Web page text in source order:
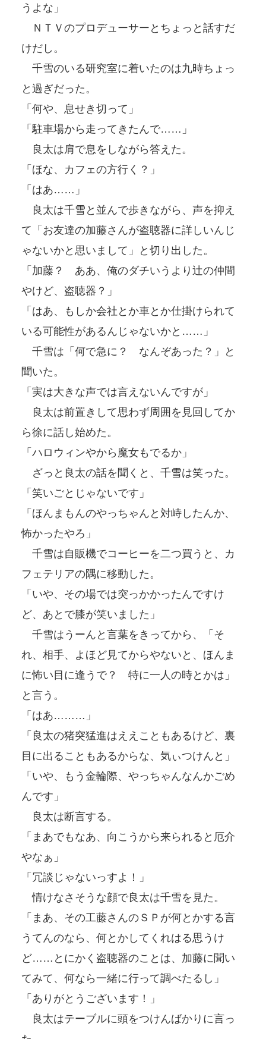
うよな」
ＮＴＶのプロデューサーとちょっと話すだ
けだし。
千雪のいる研究室に着いたのは九時ちょっ
と過ぎだった。
「何や、息せき切って」
「駐車場から走ってきたんで……」
良太は肩で息をしながら答えた。
「ほな、カフェの方行く？」
「はあ……」
良太は千雪と並んで歩きながら、声を抑え
て「お友達の加藤さんが盗聴器に詳しいんじ
ゃないかと思いまして」と切り出した。
「加藤？ ああ、俺のダチいうより辻の仲間
やけど、盗聴器？」
「はあ、もしか会社とか車とか仕掛けられて
いる可能性があるんじゃないかと……」
千雪は「何で急に？ なんぞあった？」と
聞いた。
「実は大きな声では言えないんですが」
良太は前置きして思わず周囲を見回してか
ら徐に話し始めた。
「ハロウィンやから魔女もでるか」
ざっと良太の話を聞くと、千雪は笑った。
「笑いごとじゃないです」
「ほんまもんのやっちゃんと対峙したんか、
怖かったやろ」
千雪は自販機でコーヒーを二つ買うと、カ
フェテリアの隅に移動した。
「いや、その場では突っかかったんですけ
ど、あとで膝が笑いました」
千雪はうーんと言葉をきってから、「そ
れ、相手、よほど見てからやないと、ほんま
に怖い目に逢うで？ 特に一人の時とかは」
と言う。
「はあ………」
「良太の猪突猛進はええこともあるけど、裏
目に出ることもあるからな、気ぃつけんと」
「いや、もう金輪際、やっちゃんなんかごめ
んです」
良太は断言する。
「まあでもなあ、向こうから来られると厄介
やなぁ」
「冗談じゃないっすよ！」
情けなさそうな顔で良太は千雪を見た。
「まあ、その工藤さんのＳＰが何とかする言
うてんのなら、何とかしてくれはる思うけ
ど……とにかく盗聴器のことは、加藤に聞い
てみて、何なら一緒に行って調べたるし」
「ありがとうございます！」
良太はテーブルに頭をつけんばかりに言っ